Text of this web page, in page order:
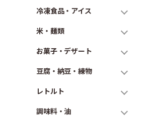
冷凍食品・アイス
米・麺類
お菓子・デザート
豆腐・納豆・練物
レトルト
調味料・油